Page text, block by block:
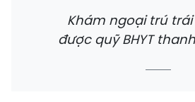
Khám ngoại trú
được quỹ BHYT